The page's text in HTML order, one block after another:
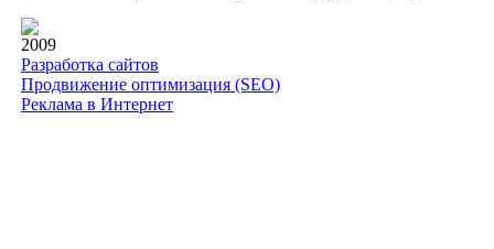
2009
Разработка сайтов
Продвижение оптимизация (SEO)
Реклама в Интернет